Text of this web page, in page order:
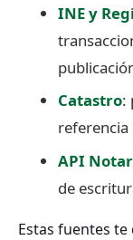
INE y
Catastro:
API
de
Estas fuentes